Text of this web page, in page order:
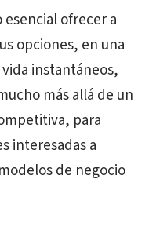
ofrecer a
opciones, en una
instantáneos,
más allá de un
para
interesadas a
de negocio